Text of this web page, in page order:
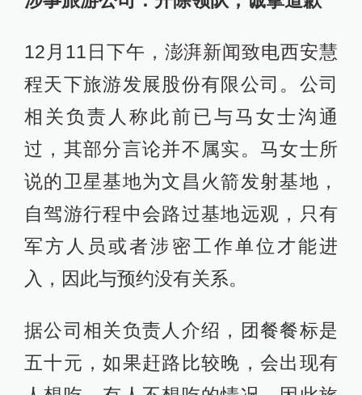
12月11日下午，澎湃新闻致电西安慧
程天下旅游发展股份有限公司。公司
相关负责人称此前已与马女士沟通
过，其部分言论并不属实。马女士所
说的卫星基地为文昌火箭发射基地，
自驾游行程中会路过基地远观，只有
军方人员或者涉密工作单位才能进
入，因此与预约没有关系。
据公司相关负责人介绍，团餐餐标是
五十元，如果赶路比较晚，会出现有